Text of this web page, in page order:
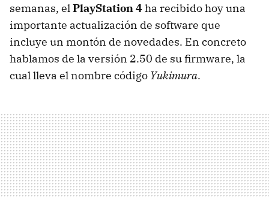
semanas, elPlayStation 4ha recibido hoy una
importante actualización de software que
incluye un montón de novedades. En concreto
hablamos de la versión 2.50 de su firmware, la
cual lleva el nombre código Yukimura.